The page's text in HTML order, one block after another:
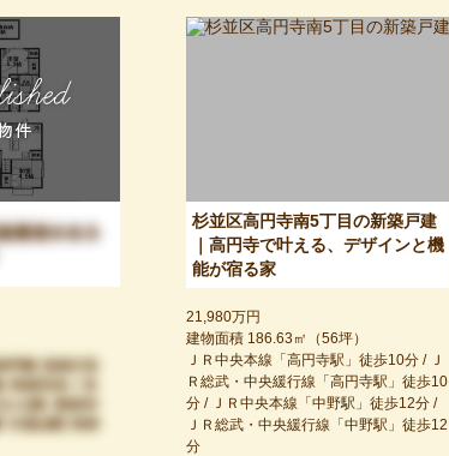
杉並区高円寺南5丁目の新築戸建
｜高円寺で叶える、デザインと機
能が宿る家
21,980万円
建物面積 186.63㎡（56坪）
ＪＲ中央本線「高円寺駅」徒歩10分 / Ｊ
Ｒ総武・中央緩行線「高円寺駅」徒歩10
分 / ＪＲ中央本線「中野駅」徒歩12分 /
ＪＲ総武・中央緩行線「中野駅」徒歩12
分